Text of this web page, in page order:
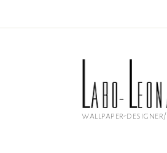
wallpaper-designer/